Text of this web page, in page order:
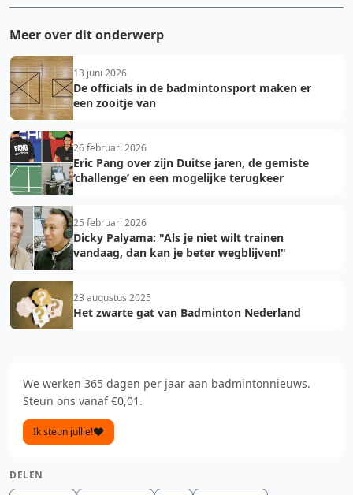
Meer over dit onderwerp
13 juni 2026
De officials in de badmintonsport maken er
een zooitje van
26 februari 2026
Eric Pang over zijn Duitse jaren, de gemiste
‘challenge’ en een mogelijke terugkeer
25 februari 2026
Dicky Palyama: "Als je niet wilt trainen
vandaag, dan kan je beter wegblijven!"
23 augustus 2025
Het zwarte gat van Badminton Nederland
We werken 365 dagen per jaar aan badmintonnieuws.
Steun ons vanaf €0,01.
Ik steun jullie!
DELEN